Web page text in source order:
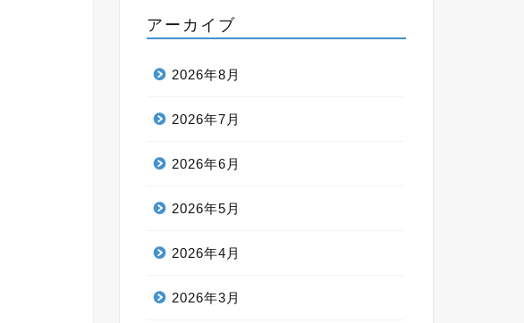
アーカイブ
2026年8月
2026年7月
2026年6月
2026年5月
2026年4月
2026年3月